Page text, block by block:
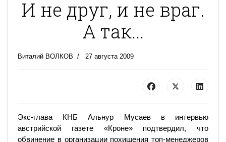
И не друг, и не враг.
А так...
Виталий ВОЛКОВ 27 августа 2009
Экс-глава КНБ Альнур Мусаев в интервью
австрийской газете «Кроне» подтвердил, что
обвинение в организации похищения топ-менеджеров